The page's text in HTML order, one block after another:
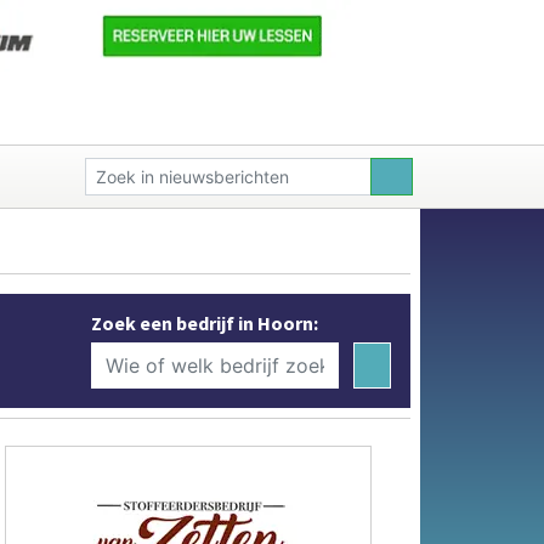
Zoek een bedrijf in Hoorn: